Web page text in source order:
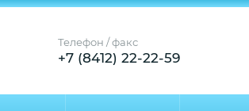
Телефон / факс
+7 (8412) 22-22-59